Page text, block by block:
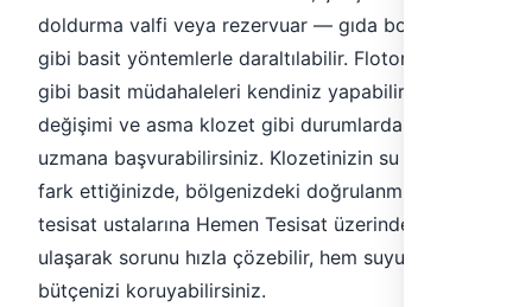
doldurma valfi veya rezervuar — gıda boyası testi
gibi basit yöntemlerle daraltılabilir. Flotor ayarı
gibi basit müdahaleleri kendiniz yapabilir, conta
değişimi ve asma klozet gibi durumlarda ise bir
uzmana başvurabilirsiniz. Klozetinizin su akıttığını
fark ettiğinizde, bölgenizdeki doğrulanmış sıhhi
tesisat ustalarına Hemen Tesisat üzerinden
ulaşarak sorunu hızla çözebilir, hem suyu hem
bütçenizi koruyabilirsiniz.